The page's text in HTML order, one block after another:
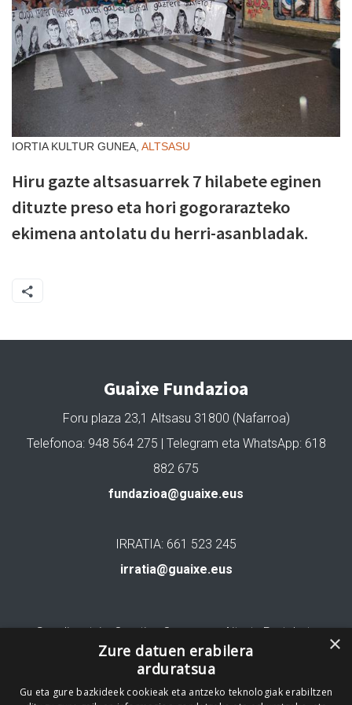
IORTIA KULTUR GUNEA, ALTSASU
Hiru gazte altsasuarrek 7 hilabete eginen
dituzte preso eta hori gogorarazteko
ekimena antolatu du herri-asanbladak.
Guaixe Fundazioa
Foru plaza 23,1 Altsasu 31800 (Nafarroa)
Telefonoa: 948 564 275 | Telegram eta WhatsApp: 618
882 675
fundazioa@guaixe.eus
IRRATIA: 661 523 245
irratia@guaixe.eus
Gure lizentzia: Creative Commons Aitortu Partekatu
Codesyntaxek garatua
×
Zure datuen erabilera
arduratsua
Gu eta gure bazkideek cookieak eta antzeko teknologiak erabiltzen